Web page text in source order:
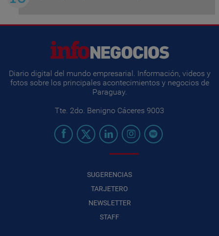
Diario digital del mundo empresarial. Información, videos y
fotos sobre los principales acontecimientos y negocios de
Paraguay.
Tte. 2do. Benigno Cáceres 9003
SUGERENCIAS
TARJETERO
NEWSLETTER
STAFF